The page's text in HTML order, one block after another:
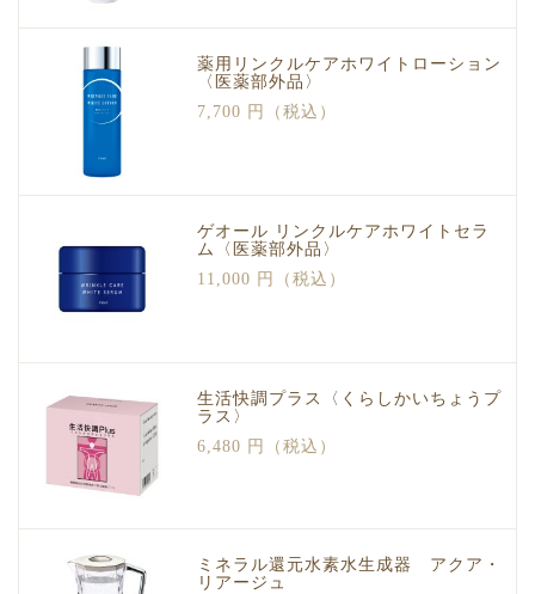
薬用リンクルケアホワイトローション
〈医薬部外品〉
7,700 円（税込）
ゲオール リンクルケアホワイトセラ
ム〈医薬部外品〉
11,000 円（税込）
生活快調プラス〈くらしかいちょうプ
ラス〉
6,480 円（税込）
ミネラル還元水素水生成器 アクア・
リアージュ